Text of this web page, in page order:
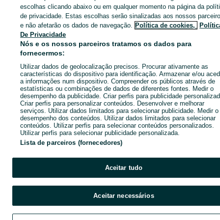
Entra na tua conta OLX ou cria uma nova para contactares
anunciante
Entrar ou criar conta
Enviar mensagem
escolhas clicando abaixo ou em qualquer momento na página da
de privacidade. Estas escolhas serão sinalizadas aos nossos
e não afetarão os dados de navegação. Política de cookies,
De Privacidade
Nós e os nossos parceiros tratamos os dados para
fornecermos:
Utilizar dados de geolocalização precisos. Procurar ativamente as
características do dispositivo para identificação. Armazenar e/ou
a informações num dispositivo. Compreender os públicos através de
estatísticas ou combinações de dados de diferentes fontes. Medir o
desempenho da publicidade. Criar perfis para publicidade
Criar perfis para personalizar conteúdos. Desenvolver e melhorar
serviços. Utilizar dados limitados para selecionar publicidade. Medir o
desempenho dos conteúdos. Utilizar dados limitados para selecionar
conteúdos. Utilizar perfis para selecionar conteúdos personalizados.
Utilizar perfis para selecionar publicidade personalizada.
Lista de parceiros (fornecedores)
Aceitar tudo
Aceitar necessários